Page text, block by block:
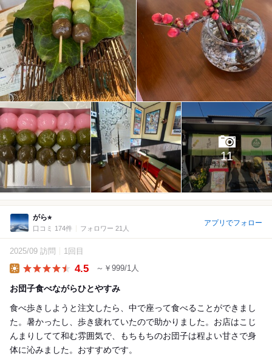
11
がら⭐︎
口コミ 174件 フォロワー 21人
アプリでフォロー
2025/09 訪問 1回目
4.5 ～￥999/1人
お団子食べながらひとやすみ
食べ歩きしようと注文したら、中で座って食べることができまし
た。暑かったし、歩き疲れていたので助かりました。お店はこじ
んまりしてて和む雰囲気で、もちもちのお団子は程よい甘さで身
体に沁みました。おすすめです。